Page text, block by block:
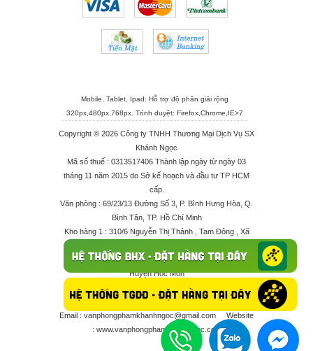
Mobile, Tablet, Ipad: Hỗ trợ độ phân giải rộng
320px,480px,768px. Trình duyệt: Firefox Chrome IE>7
Copyright © 2026 Công ty TNHH Thương Mại Dịch Vụ SX
Khánh Ngọc
Mã số thuế : 0313517406 Thành lập ngày từ ngày 03
tháng 11 năm 2015 do Sở kế hoạch và đầu tư TP HCM
cấp.
Văn phòng : 69/23/13 Đường Số 3, P. Bình Hưng Hòa, Q.
Bình Tân, TP. Hồ Chí Minh
Kho hàng 1 : 310/6 Nguyễn Thị Thảnh , Tam Đông , Xã
Kho hàng 2 : 68/2X Ấp Đông 1 , Xã Thới Tam Thôn ,
Huyện Hóc Môn
Điện thoại : 028 625 66506 - 0909 682 189 - 082 7158
413 - 096 298 10 17 - 0961 208 617
Email : vanphongphamkhanhngoc@gmail.com
Website
: www.vanphongphamkhanhngoc.com